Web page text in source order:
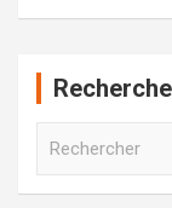
Recherche